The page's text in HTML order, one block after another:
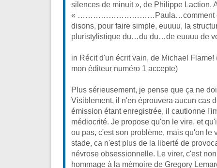
silences de minuit », de Philippe Laction.
« …………………………Paula…comment
disons, pour faire simple, euuuu, la
pluristylistique du…du du…de euuuu de
in Récit d'un écrit vain, de Michael Flame!
mon éditeur numéro 1 accepte)
Plus sérieusement, je pense que ça ne
Visiblement, il n'en éprouvera aucun cas
émission étant enregistrée, il cautionne
médiocrité. Je propose qu'on le vire, et
ou pas, c'est son problème, mais qu'on le
stade, ca n'est plus de la liberté de
névrose obsessionnelle. Le virer, c'est
hommage à la mémoire de Gregory